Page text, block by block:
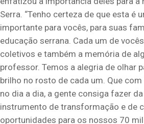
Serra. “Tenho certeza de que esta é
importante para vocês, para suas
educação serrana. Cada um de
coletivos e também a memória de
professor. Temos a alegria de olhar
brilho no rosto de cada um. Que
no dia a dia, a gente consiga fazer
instrumento de transformação e de
oportunidades para os nossos 70